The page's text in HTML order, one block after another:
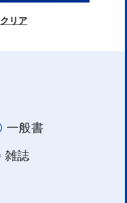
クリア
一般書
雑誌